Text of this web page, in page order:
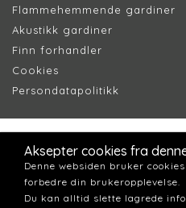
Flammehemmende gardiner
Akustikk gardiner
Finn forhandler
Cookies
Persondatapolitikk
Aksepter cookies fra
Denne websiden bruker
forbedre din brukeropplevelse.
Du kan alltid slette lagrede